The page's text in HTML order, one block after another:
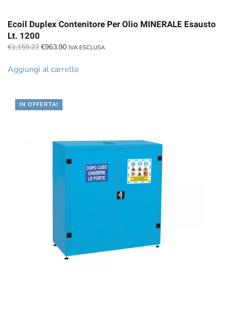
Ecoil Duplex Contenitore Per Olio MINERALE Esausto
Lt. 1200
€1,159.23 Il
originale
€963.90Il
attuale
IVA ESCLUSA
Aggiungi al carrello
IN OFFERTA!